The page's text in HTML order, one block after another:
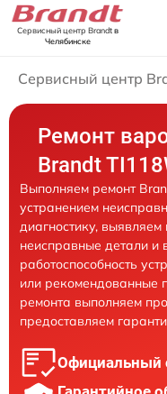
Сервисный центр Brandtв
Челябинске
Сервисный центр
Ремонт
Brandt
Выполняем ремонт
устранением
диагностику,
неисправные детали и
работоспособность
или рекомендованные
ремонта выполняем
предоставляем
Официальный